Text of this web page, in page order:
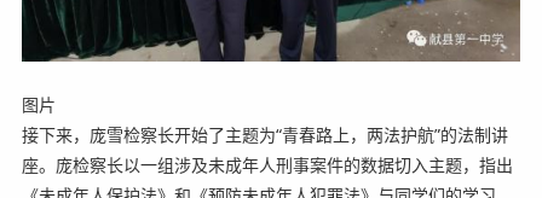
图片
接下来，庞雪检察长开始了主题为“青春路上，两法护航”的法制讲
座。庞检察长以一组涉及未成年人刑事案件的数据切入主题，指出